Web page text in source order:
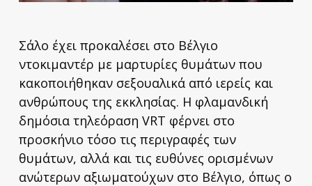
Σάλο έχει προκαλέσει στο Βέλγιο
ντοκιμαντέρ με μαρτυρίες θυμάτων που
κακοποιήθηκαν σεξουαλικά από ιερείς και
ανθρώπους της εκκλησίας. Η φλαμανδική
δημόσια τηλεόραση VRT φέρνει στο
προσκήνιο τόσο τις περιγραφές των
θυμάτων, αλλά και τις ευθύνες ορισμένων
ανώτερων αξιωματούχων στο Βέλγιο, όπως ο